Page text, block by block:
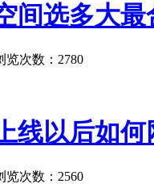
间选多大最
览次数：2780
线以后如
览次数：2560